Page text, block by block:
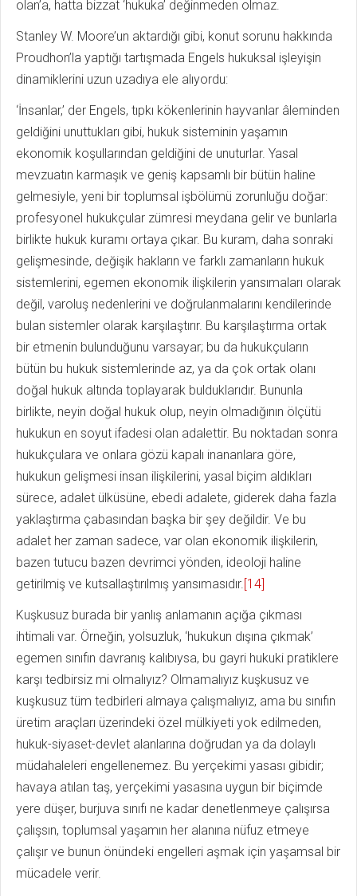
olan’a, hatta bizzat ‘hukuka’ değinmeden olmaz.
Stanley W. Moore’un aktardığı gibi, konut sorunu hakkında
Proudhon’la yaptığı tartışmada Engels hukuksal işleyişin
dinamiklerini uzun uzadıya ele alıyordu:
‘İnsanlar,’ der Engels, tıpkı kökenlerinin hayvanlar âleminden
geldiğini unuttukları gibi, hukuk sisteminin yaşamın
ekonomik koşullarından geldiğini de unuturlar. Yasal
mevzuatın karmaşık ve geniş kapsamlı bir bütün haline
gelmesiyle, yeni bir toplumsal işbölümü zorunluğu doğar:
profesyonel hukukçular zümresi meydana gelir ve bunlarla
birlikte hukuk kuramı ortaya çıkar. Bu kuram, daha sonraki
gelişmesinde, değişik hakların ve farklı zamanların hukuk
sistemlerini, egemen ekonomik ilişkilerin yansımaları olarak
değil, varoluş nedenlerini ve doğrulanmalarını kendilerinde
bulan sistemler olarak karşılaştırır. Bu karşılaştırma ortak
bir etmenin bulunduğunu varsayar; bu da hukukçuların
bütün bu hukuk sistemlerinde az, ya da çok ortak olanı
doğal hukuk altında toplayarak bulduklarıdır. Bununla
birlikte, neyin doğal hukuk olup, neyin olmadığının ölçütü
hukukun en soyut ifadesi olan adalettir. Bu noktadan sonra
hukukçulara ve onlara gözü kapalı inananlara göre,
hukukun gelişmesi insan ilişkilerini, yasal biçim aldıkları
sürece, adalet ülküsüne, ebedi adalete, giderek daha fazla
yaklaştırma çabasından başka bir şey değildir. Ve bu
adalet her zaman sadece, var olan ekonomik ilişkilerin,
bazen tutucu bazen devrimci yönden, ideoloji haline
getirilmiş ve kutsallaştırılmış yansımasıdır.[14]
Kuşkusuz burada bir yanlış anlamanın açığa çıkması
ihtimali var. Örneğin, yolsuzluk, ‘hukukun dışına çıkmak’
egemen sınıfın davranış kalıbıysa, bu gayri hukuki pratiklere
karşı tedbirsiz mi olmalıyız? Olmamalıyız kuşkusuz ve
kuşkusuz tüm tedbirleri almaya çalışmalıyız, ama bu sınıfın
üretim araçları üzerindeki özel mülkiyeti yok edilmeden,
hukuk-siyaset-devlet alanlarına doğrudan ya da dolaylı
müdahaleleri engellenemez. Bu yerçekimi yasası gibidir;
havaya atılan taş, yerçekimi yasasına uygun bir biçimde
yere düşer, burjuva sınıfı ne kadar denetlenmeye çalışırsa
çalışsın, toplumsal yaşamın her alanına nüfuz etmeye
çalışır ve bunun önündeki engelleri aşmak için yaşamsal bir
mücadele verir.